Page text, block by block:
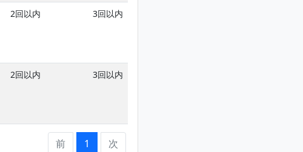
2回以内 3回以内
2回以内 3回以内
前 1 次